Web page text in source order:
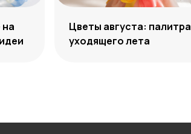
Цветы августа: палитра
уходящего лета